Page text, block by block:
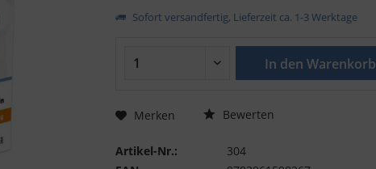
Sofort versandfertig, Lieferzeit ca. 1-3 Werktage
In den Warenkorb
Merken Bewerten
Artikel-Nr.:
304